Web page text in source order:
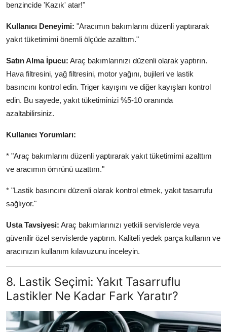
benzincide 'Kazık' atar!"
Kullanıcı Deneyimi: "Aracımın bakımlarını düzenli yaptırarak
yakıt tüketimimi önemli ölçüde azalttım."
Satın Alma İpucu: Araç bakımlarınızı düzenli olarak yaptırın.
Hava filtresini, yağ filtresini, motor yağını, bujileri ve lastik
basıncını kontrol edin. Triger kayışını ve diğer kayışları kontrol
edin. Bu sayede, yakıt tüketiminizi %5-10 oranında
azaltabilirsiniz.
Kullanıcı Yorumları:
* "Araç bakımlarını düzenli yaptırarak yakıt tüketimimi azalttım
ve aracımın ömrünü uzattım."
* "Lastik basıncını düzenli olarak kontrol etmek, yakıt tasarrufu
sağlıyor."
Usta Tavsiyesi: Araç bakımlarınızı yetkili servislerde veya
güvenilir özel servislerde yaptırın. Kaliteli yedek parça kullanın ve
aracınızın kullanım kılavuzunu inceleyin.
8. Lastik Seçimi: Yakıt Tasarruflu
Lastikler Ne Kadar Fark Yaratır?